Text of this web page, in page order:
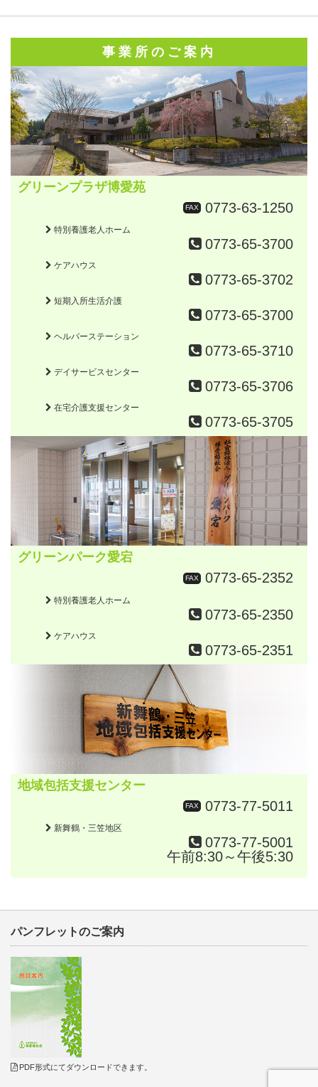
事業所のご案内
グリーンプラザ博愛苑
FAX 0773-63-1250
特別養護老人ホーム
0773-65-3700
ケアハウス
0773-65-3702
短期入所生活介護
0773-65-3700
ヘルパーステーション
0773-65-3710
デイサービスセンター
0773-65-3706
在宅介護支援センター
0773-65-3705
グリーンパーク愛宕
FAX 0773-65-2352
特別養護老人ホーム
0773-65-2350
ケアハウス
0773-65-2351
地域包括支援センター
FAX 0773-77-5011
新舞鶴・三笠地区
0773-77-5001
午前8:30～午後5:30
パンフレットのご案内
PDF形式にてダウンロードできます。